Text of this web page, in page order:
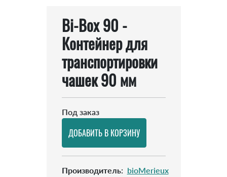
Bi-Box 90 -
Контейнер для
транспортировки
чашек 90 мм
Под заказ
Производитель: bioMerieux